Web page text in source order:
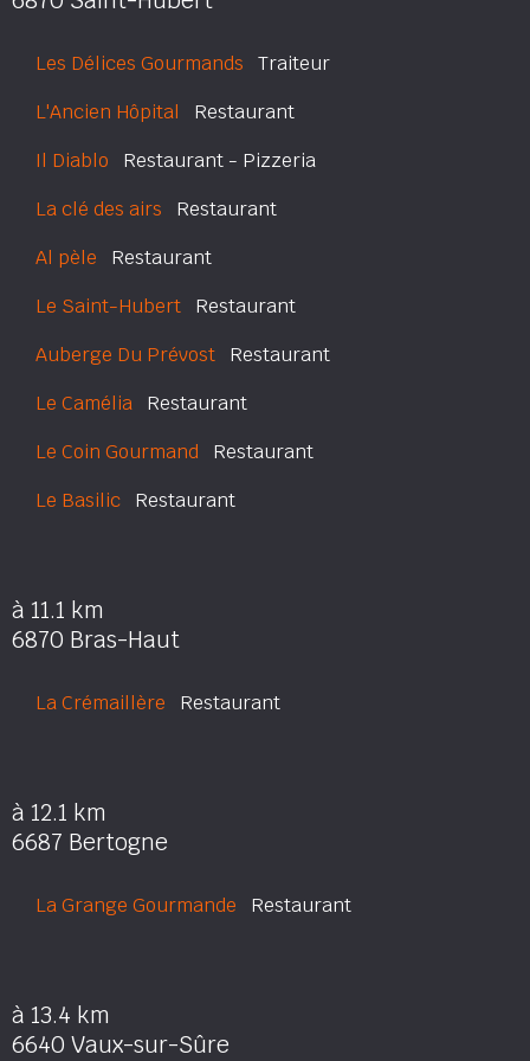
Les Délices Gourmands Traiteur
L'Ancien Hôpital Restaurant
Il Diablo Restaurant - Pizzeria
La clé des airs Restaurant
Al pèle Restaurant
Le Saint-Hubert Restaurant
Auberge Du Prévost Restaurant
Le Camélia Restaurant
Le Coin Gourmand Restaurant
Le Basilic Restaurant
à 11.1 km
6870 Bras-Haut
La Crémaillère Restaurant
à 12.1 km
6687 Bertogne
La Grange Gourmande Restaurant
à 13.4 km
6640 Vaux-sur-Sûre